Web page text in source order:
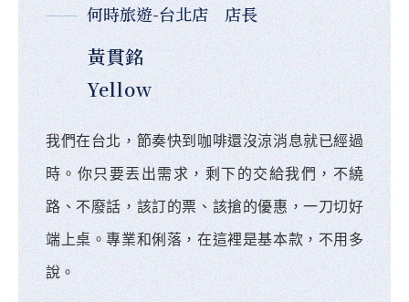
何時旅遊-台北店 店長
黃貫銘
Yellow
我們在台北，節奏快到咖啡還沒涼消息就已經過
時。你只要丟出需求，剩下的交給我們，不繞
路、不廢話，該訂的票、該搶的優惠，一刀切好
端上桌。專業和俐落，在這裡是基本款，不用多
說。